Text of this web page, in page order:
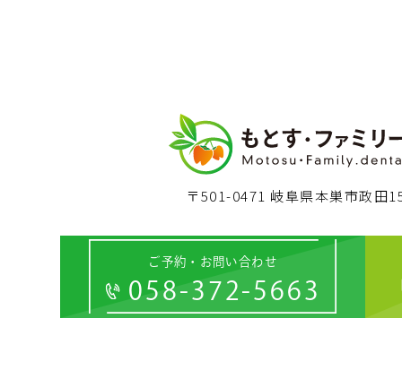
〒501-0471 岐阜県本巣市政田
ご予約・お問い合わせ
058-372-5663